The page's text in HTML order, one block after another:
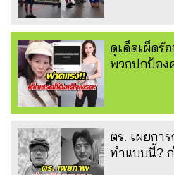
ดุเด็ดเผ็ดร้
พวกปกป้อง
ตร. เผยกา
ทำแบบนี้?